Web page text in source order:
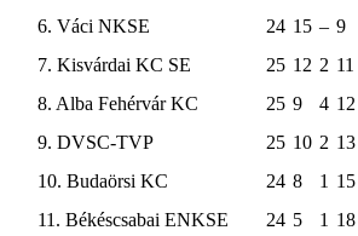
6. Váci NKSE
24 15 – 9
7. Kisvárdai KC SE
25 12 2 11
8. Alba Fehérvár KC
25 9 4 12
9. DVSC-TVP
25 10 2 13
10. Budaörsi KC
24 8 1 15
11. Békéscsabai ENKSE
24 5 1 18